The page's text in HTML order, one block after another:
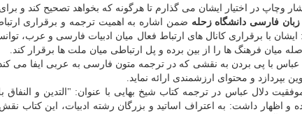
وچاپ در اختیار ایشان می گذارم تا هرگونه که بخواهد تصحیح کند و
زبان فارسی دانشگاه زحله ضمن اشاره به اهمیت ترجمه و برقراری ارتباط
با برقراری کانال های ارتباط فعال میان ادبیات فارسی و عرب،
میان فرهنگ ها را از بین برده و پل ارتباطی میان ملت ها برقرار کند.
عباس با پی بردن به نقشی که در ترجمه متون فارسی به عربی ایفا می
بپردازد و محتوای ارزشمندی ارائه نماید.
دلال عباس در ترجمه کتاب شیخ بهایی با عنوان: "التدین و النفاق
اظهار داشت: به اعتراف اساتید و بزرگان رشته ادبیات، این کتاب نقش